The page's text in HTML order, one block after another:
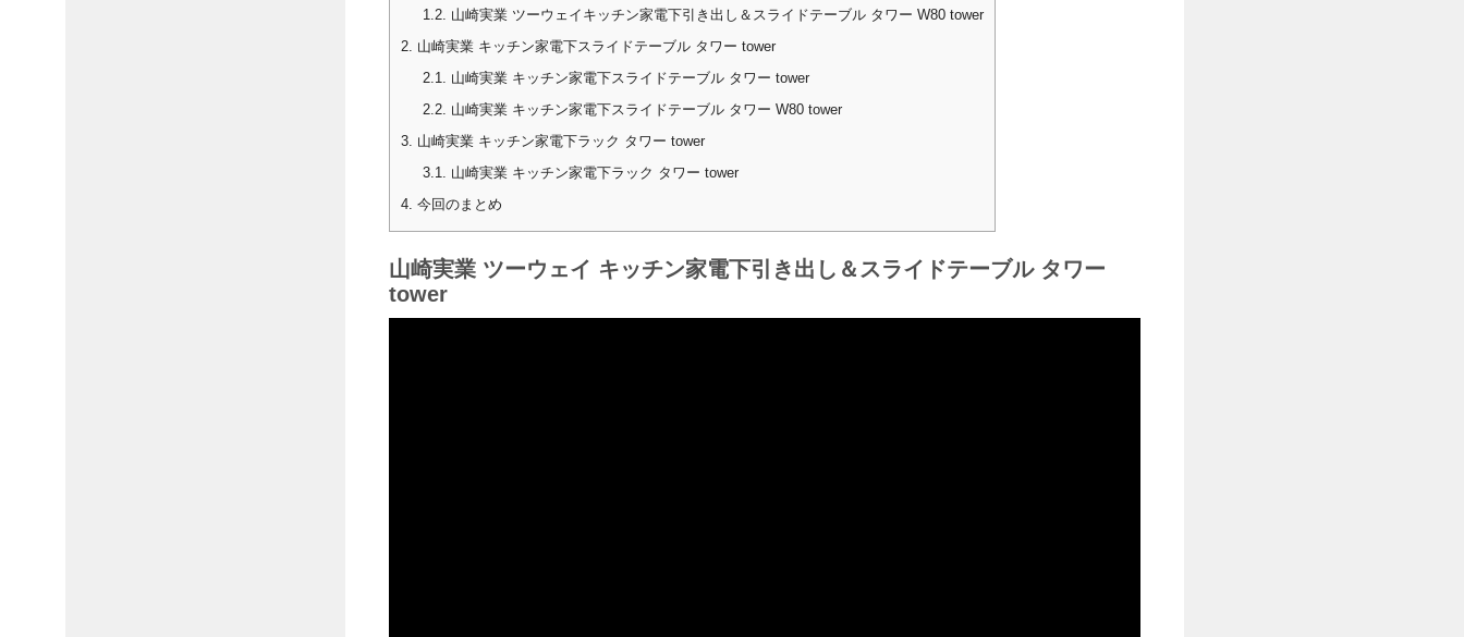
1.2. 山崎実業 ツーウェイキッチン家電下引き出し＆スライドテーブル タワー W80 tower
2. 山崎実業 キッチン家電下スライドテーブル タワー tower
2.1. 山崎実業 キッチン家電下スライドテーブル タワー tower
2.2. 山崎実業 キッチン家電下スライドテーブル タワー W80 tower
3. 山崎実業 キッチン家電下ラック タワー tower
3.1. 山崎実業 キッチン家電下ラック タワー tower
4. 今回のまとめ
山崎実業 ツーウェイ キッチン家電下引き出し＆スライドテーブル タワー
tower